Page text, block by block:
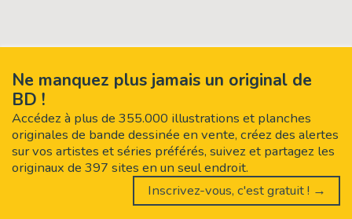
Ne manquez plus jamais un original de
BD !
Accédez à plus de 355.000 illustrations et planches
originales de bande dessinée en vente, créez des alertes
sur vos artistes et séries préférés, suivez et partagez les
originaux de 397 sites en un seul endroit.
Inscrivez-vous, c'est gratuit ! →